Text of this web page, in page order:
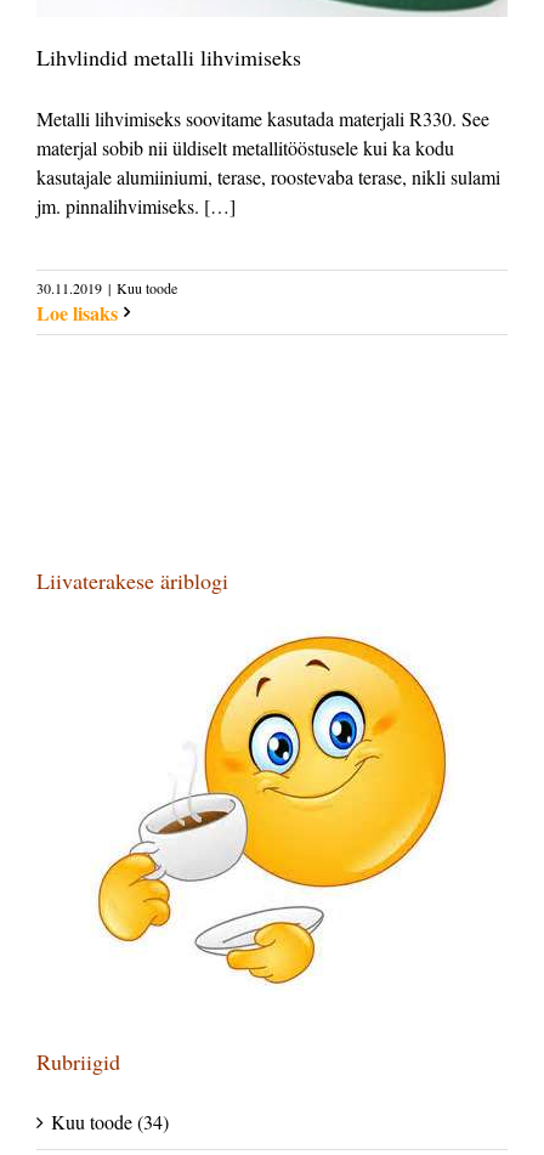
Lihvlindid metalli lihvimiseks
Metalli lihvimiseks soovitame kasutada materjali R330. See
materjal sobib nii üldiselt metallitööstusele kui ka kodu
kasutajale alumiiniumi, terase, roostevaba terase, nikli sulami
jm. pinnalihvimiseks. […]
30.11.2019 | Kuu toode
Loe lisaks
Liivaterakese äriblogi
Rubriigid
Kuu toode (34)